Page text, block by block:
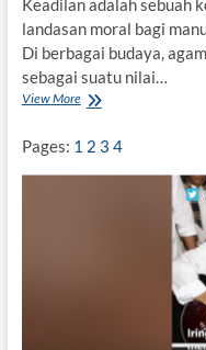
Keadilan adalah sebuah
landasan moral bagi
Di berbagai budaya,
sebagai suatu nilai…
View MoreK
d
i
Pages: 1 2 3 4